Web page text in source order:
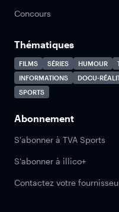
Concours
Thématiques
FILMS SÉRIES HUMOUR
INFORMATIONS
DOCU-
SPORTS
Abonnement
S'abonner à TVA Sports
S'abonner à illico+
Contactez votre